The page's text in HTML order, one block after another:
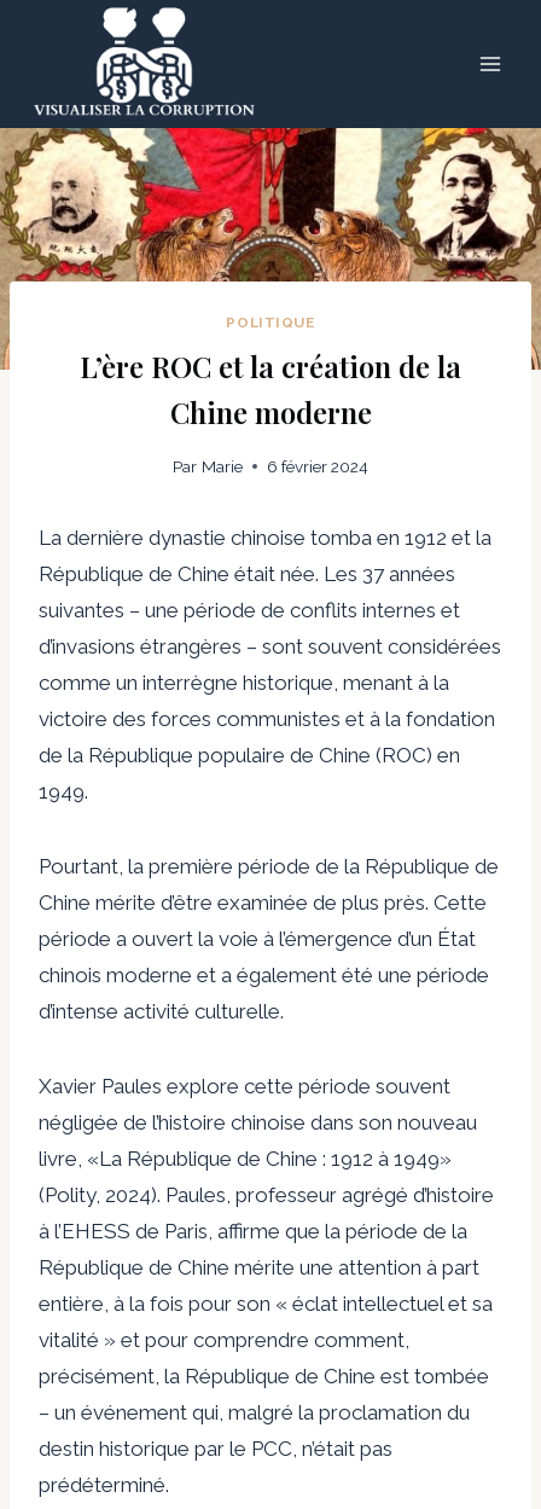
POLITIQUE
L’ère ROC et la création de la
Chine moderne
Par Marie 6 février 2024
La dernière dynastie chinoise tomba en 1912 et la
République de Chine était née. Les 37 années
suivantes – une période de conflits internes et
d’invasions étrangères – sont souvent considérées
comme un interrègne historique, menant à la
victoire des forces communistes et à la fondation
de la République populaire de Chine (ROC) en
1949.
Pourtant, la première période de la République de
Chine mérite d’être examinée de plus près. Cette
période a ouvert la voie à l’émergence d’un État
chinois moderne et a également été une période
d’intense activité culturelle.
Xavier Paules explore cette période souvent
négligée de l’histoire chinoise dans son nouveau
livre, «La République de Chine : 1912 à 1949»
(Polity, 2024). Paules, professeur agrégé d’histoire
à l’EHESS de Paris, affirme que la période de la
République de Chine mérite une attention à part
entière, à la fois pour son « éclat intellectuel et sa
vitalité » et pour comprendre comment,
précisément, la République de Chine est tombée
– un événement qui, malgré la proclamation du
destin historique par le PCC, n’était pas
prédéterminé.